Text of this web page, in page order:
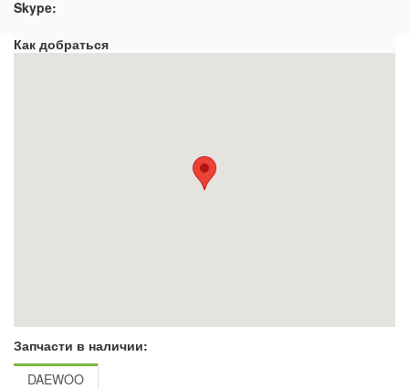
Skype:
Как добраться
Запчасти в наличии:
DAEWOO